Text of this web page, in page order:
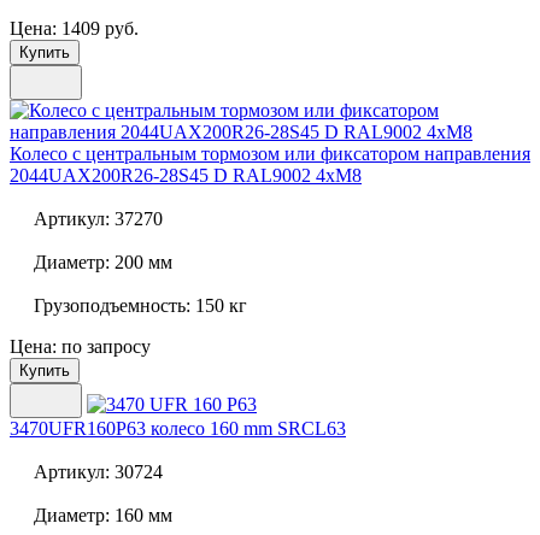
Цена: 1409 руб.
Купить
Колесо с центральным тормозом или фиксатором направления
2044UAX200R26-28S45 D RAL9002 4xM8
Артикул: 37270
Диаметр: 200 мм
Грузоподъемность: 150 кг
Цена: по запросу
Купить
3470UFR160P63 колесо 160 mm SRCL63
Артикул: 30724
Диаметр: 160 мм